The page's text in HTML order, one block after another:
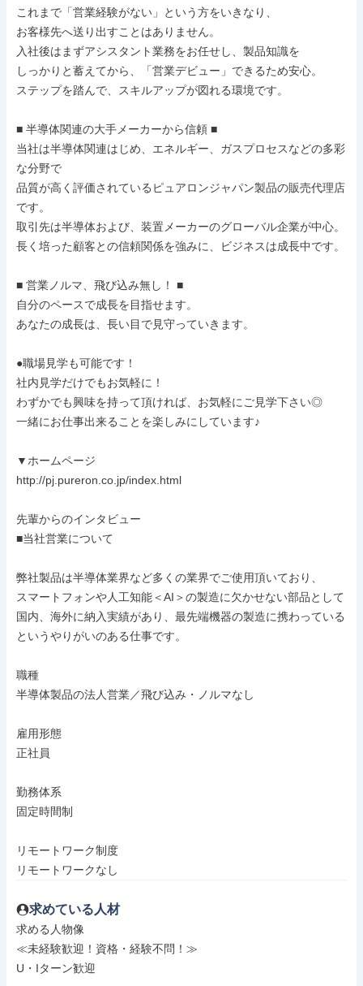
これまで「営業経験がない」という方をいきなり、
お客様先へ送り出すことはありません。
入社後はまずアシスタント業務をお任せし、製品知識を
しっかりと蓄えてから、「営業デビュー」できるため安心。
ステップを踏んで、スキルアップが図れる環境です。
■ 半導体関連の大手メーカーから信頼 ■
当社は半導体関連はじめ、エネルギー、ガスプロセスなどの多彩
な分野で
品質が高く評価されているピュアロンジャパン製品の販売代理店
です。
取引先は半導体および、装置メーカーのグローバル企業が中心。
長く培った顧客との信頼関係を強みに、ビジネスは成長中です。
■ 営業ノルマ、飛び込み無し！ ■
自分のペースで成長を目指せます。
あなたの成長は、長い目で見守っていきます。
●職場見学も可能です！
社内見学だけでもお気軽に！
わずかでも興味を持って頂ければ、お気軽にご見学下さい◎
一緒にお仕事出来ることを楽しみにしています♪
▼ホームページ
http://pj.pureron.co.jp/index.html
先輩からのインタビュー
■当社営業について
弊社製品は半導体業界など多くの業界でご使用頂いており、
スマートフォンや人工知能＜AI＞の製造に欠かせない部品として
国内、海外に納入実績があり、最先端機器の製造に携わっている
というやりがいのある仕事です。
職種
半導体製品の法人営業／飛び込み・ノルマなし
雇用形態
正社員
勤務体系
固定時間制
リモートワーク制度
リモートワークなし
求めている人材
求める人物像
≪未経験歓迎！資格・経験不問！≫
U・Iターン歓迎